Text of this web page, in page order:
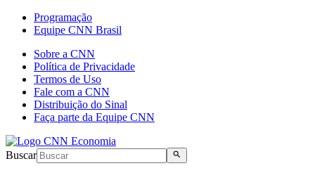
Programação
Equipe CNN Brasil
Sobre a CNN
Política de Privacidade
Termos de Uso
Fale com a CNN
Distribuição do Sinal
Faça parte da Equipe CNN
Buscar